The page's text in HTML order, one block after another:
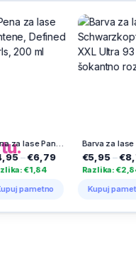
Pena za lase Pantene, Defined Curls, 200 ml Barva za lase Schwarzkopf Live XXL Ultra 93 šokantno roza
€5,95 €8,79
Razlika: €2,84
Kupuj pametno